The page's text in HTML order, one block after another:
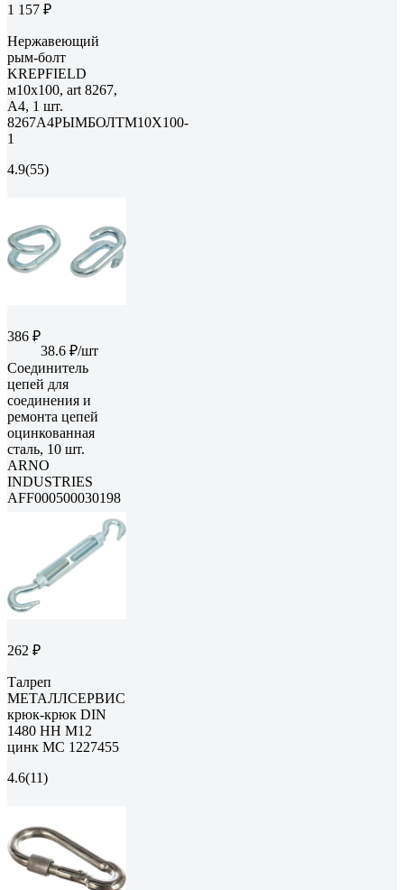
1 157 ₽
Нержавеющий
рым-болт
KREPFIELD
м10x100, art 8267,
А4, 1 шт.
8267А4РЫМБОЛТМ10X100-
1
4.9(55)
386 ₽
38.6 ₽/шт
Соединитель
цепей для
соединения и
ремонта цепей
оцинкованная
сталь, 10 шт.
ARNO
INDUSTRIES
AFF000500030198
262 ₽
Талреп
МЕТАЛЛСЕРВИС
крюк-крюк DIN
1480 HH М12
цинк МС 1227455
4.6(11)